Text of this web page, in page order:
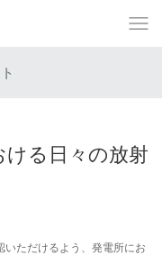
ける日々の放射
ただけるよう、発電所にお